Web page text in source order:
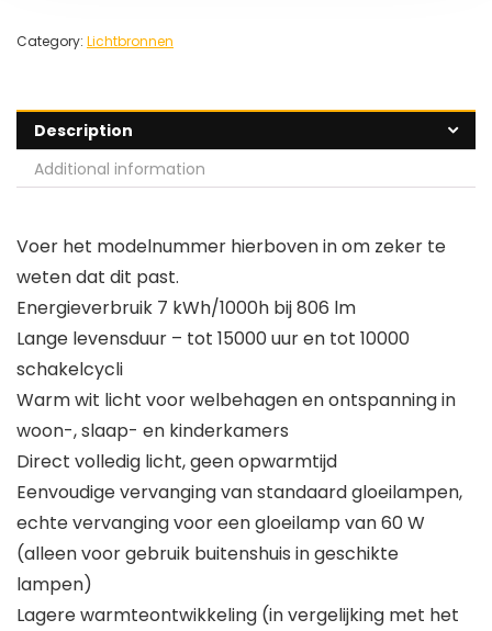
Category: Lichtbronnen
Description
Additional information
Voer het modelnummer hierboven in om zeker te
weten dat dit past.
Energieverbruik 7 kWh/1000h bij 806 lm
Lange levensduur – tot 15000 uur en tot 10000
schakelcycli
Warm wit licht voor welbehagen en ontspanning in
woon-, slaap- en kinderkamers
Direct volledig licht, geen opwarmtijd
Eenvoudige vervanging van standaard gloeilampen,
echte vervanging voor een gloeilamp van 60 W
(alleen voor gebruik buitenshuis in geschikte
lampen)
Lagere warmteontwikkeling (in vergelijking met het